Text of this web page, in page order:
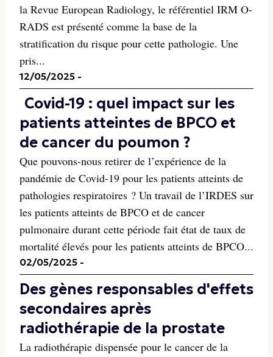
la Revue European Radiology, le référentiel IRM O-
RADS est présenté comme la base de la
stratification du risque pour cette pathologie. Une
pris...
12/05/2025 -
Covid-19 : quel impact sur les
patients atteintes de BPCO et
de cancer du poumon ?
Que pouvons-nous retirer de l’expérience de la
pandémie de Covid-19 pour les patients atteints de
pathologies respiratoires ? Un travail de l’IRDES sur
les patients atteints de BPCO et de cancer
pulmonaire durant cette période fait état de taux de
mortalité élevés pour les patients atteints de BPCO...
02/05/2025 -
Des gènes responsables d'effets
secondaires après
radiothérapie de la prostate
La radiothérapie dispensée pour le cancer de la